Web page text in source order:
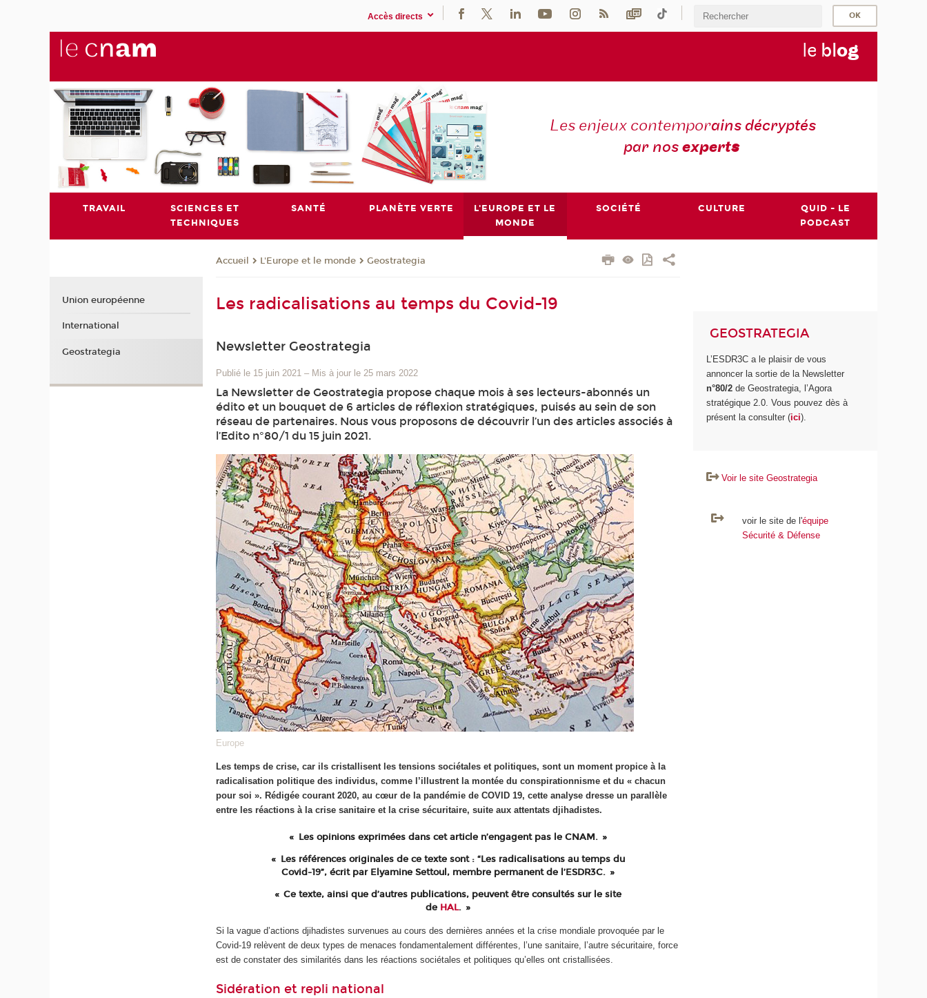
Accès directs
le blog
Les enjeux contemporains décryptés
par nosexperts
TRAVAIL
SCIENCES ET
TECHNIQUES
SANTÉ PLANÈTE VERTE
L'EUROPE ET LE
MONDE
SOCIÉTÉ CULTURE
QUID - LE
PODCAST
Accueil L'Europe et le monde Geostrategia
Les radicalisations au temps du Covid-19
Newsletter Geostrategia
Publié le 15 juin 2021 – Mis à jour le 25 mars 2022
La Newsletter de Geostrategia propose chaque mois à ses lecteurs-abonnés un
édito et un bouquet de 6 articles de réflexion stratégiques, puisés au sein de son
réseau de partenaires. Nous vous proposons de découvrir l’un des articles associés à
l’Edito n°80/1 du 15 juin 2021.
Europe
Les temps de crise, car ils cristallisent les tensions sociétales et politiques, sont un moment propice à la
radicalisation politique des individus, comme l’illustrent la montée du conspirationnisme et du « chacun
pour soi ». Rédigée courant 2020, au cœur de la pandémie de COVID 19, cette analyse dresse un parallèle
entre les réactions à la crise sanitaire et la crise sécuritaire, suite aux attentats djihadistes.
Les opinions exprimées dans cet article n’engagent pas le CNAM.
Les références originales de ce texte sont : “Les radicalisations au temps du
Covid-19”, écrit par Elyamine Settoul, membre permanent de l’ESDR3C.
Ce texte, ainsi que d’autres publications, peuvent être consultés sur le site
de HAL.
Si la vague d’actions djihadistes survenues au cours des dernières années et la crise mondiale provoquée par le
Covid-19 relèvent de deux types de menaces fondamentalement différentes, l’une sanitaire, l’autre sécuritaire, force
est de constater des similarités dans les réactions sociétales et politiques qu’elles ont cristallisées.
Sidération et repli national
GEOSTRATEGIA
L’ESDR3C a le plaisir de vous
annoncer la sortie de la Newsletter
n°80/2 de Geostrategia, l’Agora
stratégique 2.0. Vous pouvez dès à
présent la consulter (ici).
Voir le site Geostrategia
voir le site de l'équipe
Sécurité & Défense
Union européenne
International
Geostrategia